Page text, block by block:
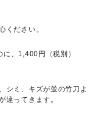
ください。
、1,400円（税別）
シミ、キズが並の竹刀よ
違ってきます。